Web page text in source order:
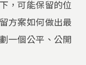
，可能保留的位
方案如何做出最
一個公平、公開